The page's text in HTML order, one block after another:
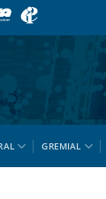
GREMIAL